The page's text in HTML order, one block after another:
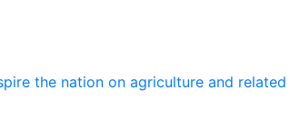
the nation on agriculture and